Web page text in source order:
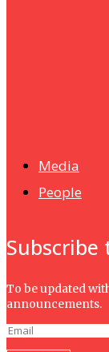
Media
People
To be updated
announcements.